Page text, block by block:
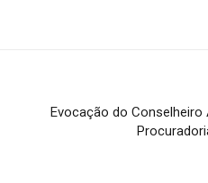
Evocação do Conselheiro